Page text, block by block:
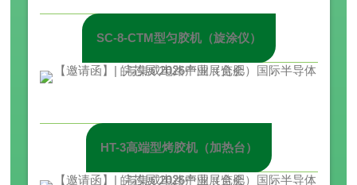
SC-8-CTM型匀胶机（旋涂仪）
HT-3高端型烤胶机（加热台）